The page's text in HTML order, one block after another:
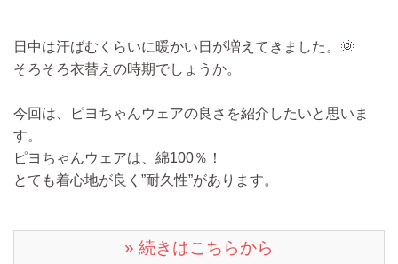
日中は汗ばむくらいに暖かい日が増えてきました。🌞
そろそろ衣替えの時期でしょうか。
今回は、ピヨちゃんウェアの良さを紹介したいと思いま
す。
ピヨちゃんウェアは、綿100％！
とても着心地が良く”耐久性”があります。
» 続きはこちらから